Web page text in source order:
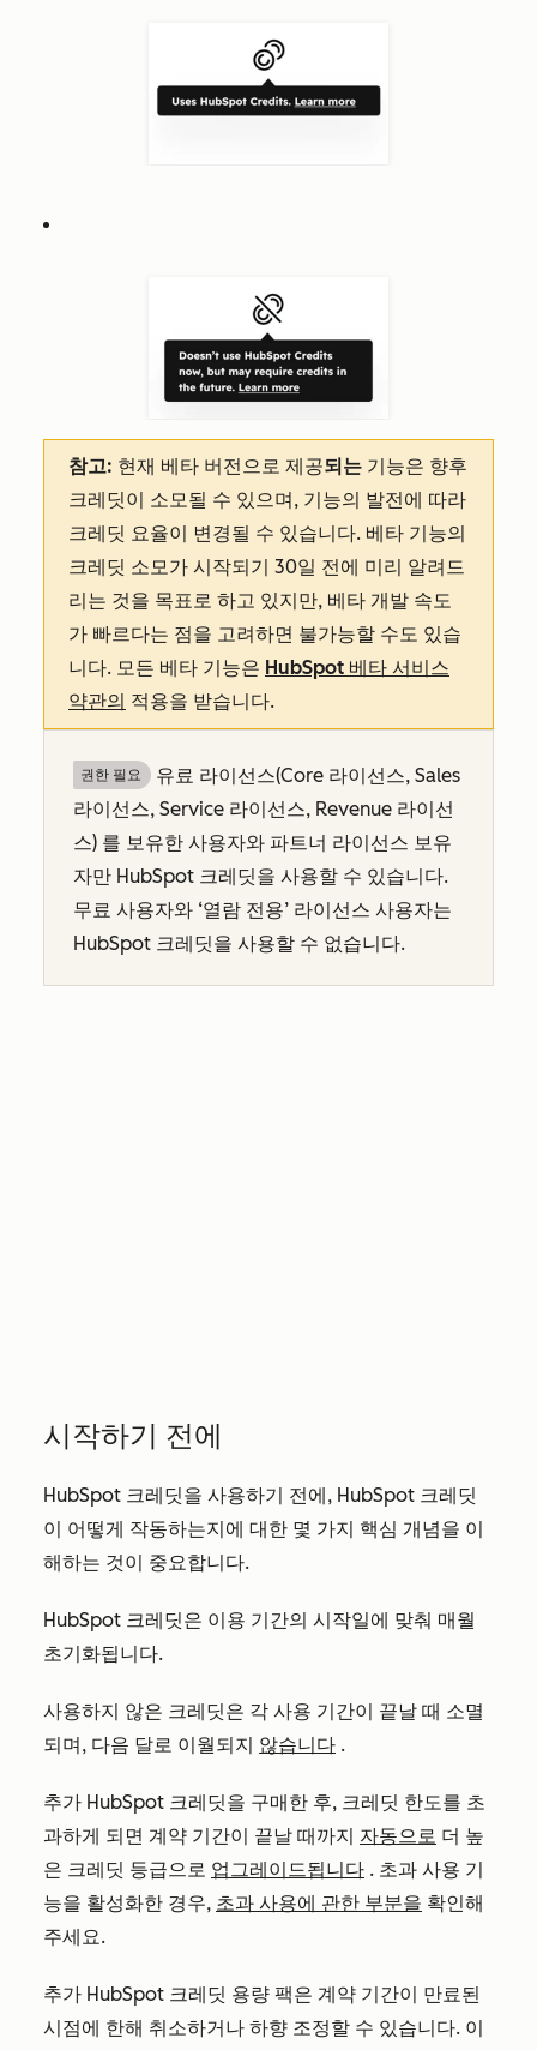
참고: 현재 베타 버전으로 제공되는 기능은 향후
크레딧이 소모될 수 있으며, 기능의 발전에 따라
크레딧 요율이 변경될 수 있습니다. 베타 기능의
크레딧 소모가 시작되기 30일 전에 미리 알려드
리는 것을 목표로 하고 있지만, 베타 개발 속도
가 빠르다는 점을 고려하면 불가능할 수도 있습
니다. 모든 베타 기능은 HubSpot 베타 서비스
약관의 적용을 받습니다.
권한 필요
유료 라이선스(Core 라이선스, Sales
라이선스, Service 라이선스, Revenue 라이선
스) 를 보유한 사용자와 파트너 라이선스 보유
자만 HubSpot 크레딧을 사용할 수 있습니다.
무료 사용자와 ‘열람 전용’ 라이선스 사용자는
HubSpot 크레딧을 사용할 수 없습니다.
시작하기 전에
HubSpot 크레딧을 사용하기 전에, HubSpot 크레딧
이 어떻게 작동하는지에 대한 몇 가지 핵심 개념을 이
해하는 것이 중요합니다.
HubSpot 크레딧은 이용 기간의 시작일에 맞춰 매월
초기화됩니다.
사용하지 않은 크레딧은 각 사용 기간이 끝날 때 소멸
되며, 다음 달로 이월되지 않습니다 .
추가 HubSpot 크레딧을 구매한 후, 크레딧 한도를 초
과하게 되면 계약 기간이 끝날 때까지 자동으로 더 높
은 크레딧 등급으로 업그레이드됩니다 . 초과 사용 기
능을 활성화한 경우, 초과 사용에 관한 부분을 확인해
주세요.
추가 HubSpot 크레딧 용량 팩은 계약 기간이 만료된
시점에 한해 취소하거나 하향 조정할 수 있습니다. 이